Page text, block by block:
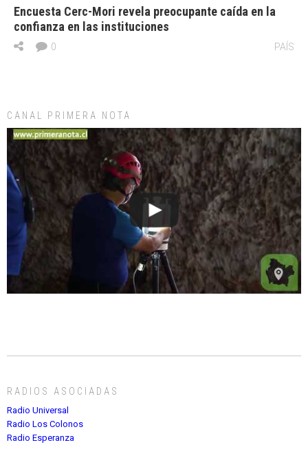
Encuesta Cerc-Mori revela preocupante caída en la
confianza en las instituciones
PAÍS
0
CANAL PRIMERA NOTA
RADIOS ASOCIADAS
Radio Universal
Radio Los Colonos
Radio Esperanza